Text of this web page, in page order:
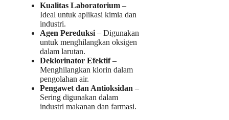
Kualitas Laboratorium –
Ideal untuk aplikasi kimia dan
industri.
Agen Pereduksi – Digunakan
untuk menghilangkan oksigen
dalam larutan.
Deklorinator Efektif–
Menghilangkan klorin dalam
pengolahan air.
Pengawet dan Antioksidan –
Sering digunakan dalam
industri makanan dan farmasi.